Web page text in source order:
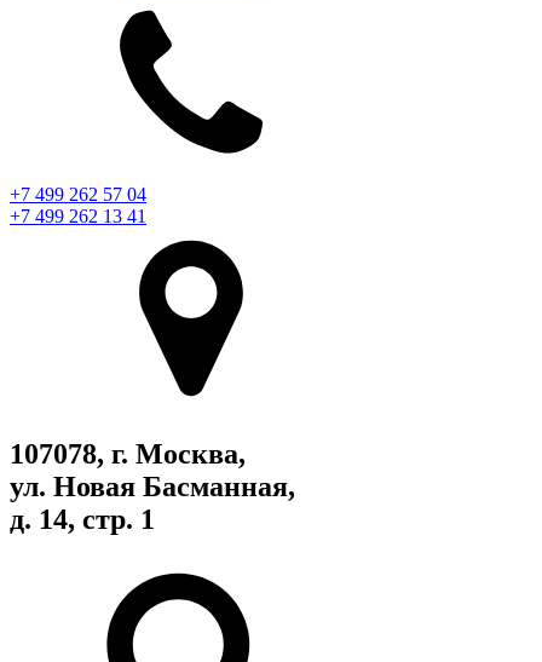
+7 499 262 57 04
+7 499 262 13 41
107078, г. Москва,
ул. Новая Басманная,
д. 14, стр. 1